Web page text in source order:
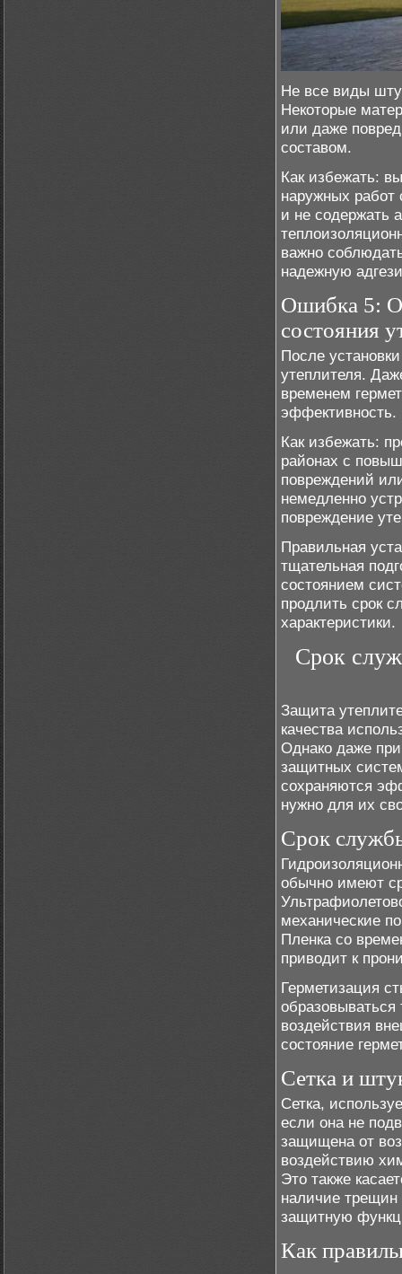
Не все виды
Некоторые
или даже
составом.
Как избежать:
наружных
и не содержать
важно
надежную
Ошибка 5:
состояния
После
утеплителя.
временем
эффективность.
Как избежать:
районах с
повреждений
немедленно
повреждение
Правильная
тщательная
состоянием
продлить срок
характеристики.
Срок
Защита
качества
Однако даже
защитных
сохраняются
нужно для их
Срок
обычно имеют
механические
Пленка со
приводит к
Герметизация
воздействия
состояние
Сетка и
Сетка,
если она не
защищена от
воздействию
Это также
наличие трещин
защитную
Как